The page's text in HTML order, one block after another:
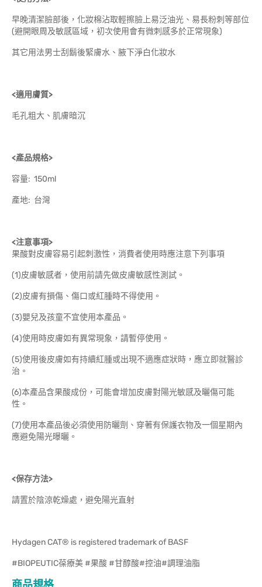
早晚清潔臉部後，化妝棉沾取輕擦臉上易泛油光、易長粉刺等部位
(避開眼周及敏感區域，初次使用會有微刺感多於正常現象)
其它用法男士刮鬍後緊膚水、腋下淨白化妝水
<適用膚質>
毛孔粗大、肌膚暗沉
<產品規格>
容量: 150ml
產地: 台灣
<注意事項>
果酸對皮膚容易引起刺激性，消費者使用時應注意下列事項
(1)皮膚敏感者，使用前請先做皮膚敏感性測試。
(2)皮膚有損傷、傷口或紅腫時不得使用。
(3)嬰兒及孩童不宜使用本產品。
(4)使用時皮膚如有異常現象，請暫停使用。
(5)使用後皮膚如有持續紅腫或出現不適應症狀時，應立即就醫診
治。
(6)本產品含果酸成份，可能會增加皮膚對陽光敏感及曬傷可能
性。
(7)使用本產品後必須使用防曬劑、穿著有保護衣物及一個星期內
應避免陽光曝曬。
<保存方法>
請置於陰涼乾燥處，避免陽光直射
Hydagen CAT® is registered trademark of BASF
#BIOPEUTIC葆療美 #果酸 #甘醇酸#控油#調理油脂